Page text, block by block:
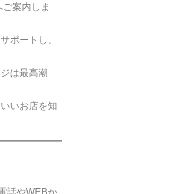
案内しま
ポートし、
は最高潮
いお店を知